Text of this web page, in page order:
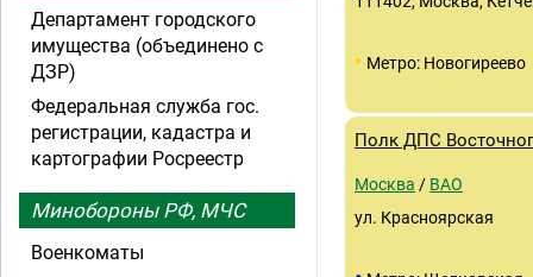
• Метро: Новогиреево
Полк ДПС
Москва / ВАО
ул. Красноярская
Департамент городского
имущества (объединено с
ДЗР)
Федеральная служба гос.
регистрации, кадастра и
картографии Росреестр
Минобороны РФ, МЧС
Военкоматы